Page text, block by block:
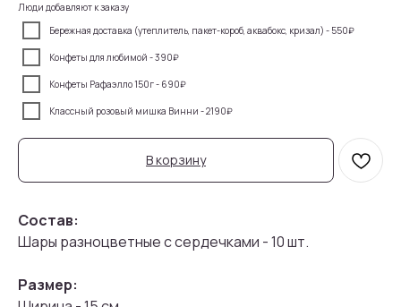
Люди добавляют к заказу
Бережная доставка (утеплитель, пакет-короб, аквабокс, кризал) - 550₽
Конфеты для любимой - 390₽
Конфеты Рафаэлло 150г - 690₽
Классный розовый мишка Винни - 2190₽
В корзину
Состав:
Шары разноцветные с сердечками - 10 шт.
Размер: